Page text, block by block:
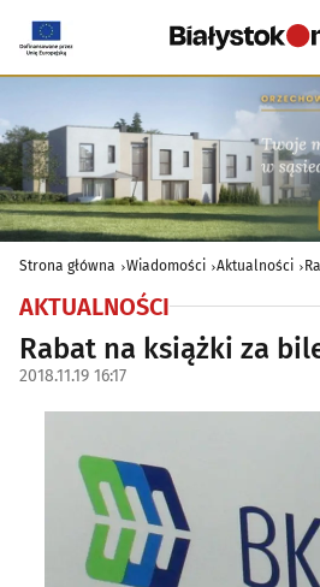
Strona główna Wiadomości Aktualności
AKTUALNOŚCI
Rabat na książki za
2018.11.19 16:17